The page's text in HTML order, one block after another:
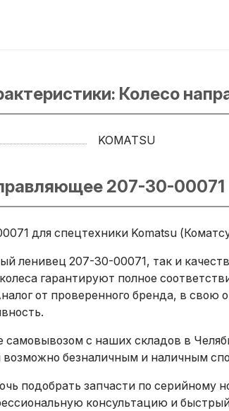
Колесо
KOMATSU
207-30-00071
для спецтехники Komatsu
ленивец 207-30-00071, так и
гарантируют полное
от проверенного бренда, в
самовывозом с наших складов в
возможно безналичным и наличным
подобрать запчасти по серийному
консультацию и